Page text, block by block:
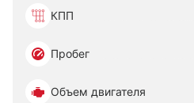
КПП
Пробег
Объем двигателя